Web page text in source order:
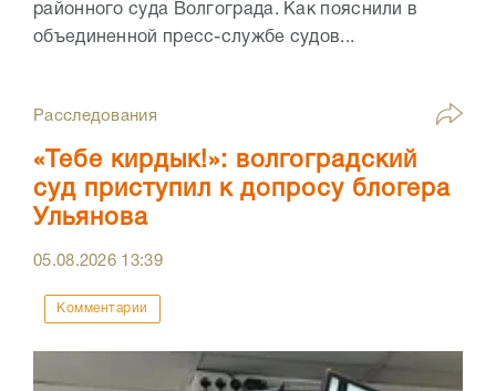
районного суда Волгограда. Как пояснили в
объединенной пресс-службе судов...
Расследования
«Тебе кирдык!»: волгоградский
суд приступил к допросу блогера
Ульянова
05.08.2026 13:39
Комментарии